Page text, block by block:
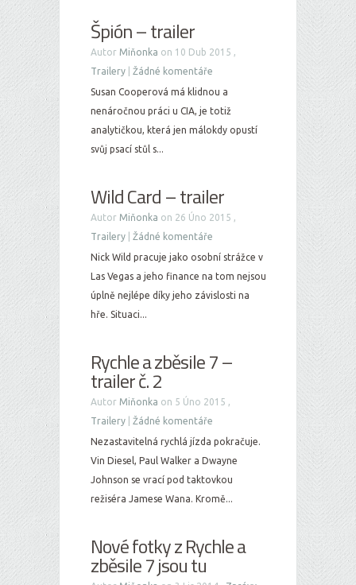
Špión – trailer
Autor Miňonka on 10 Dub 2015 ,
Trailery
Žádné komentáře
Susan Cooperová má klidnou a
nenáročnou práci u CIA, je totiž
analytičkou, která jen málokdy opustí
svůj psací stůl s...
Wild Card – trailer
Autor Miňonka on 26 Úno 2015 ,
Trailery
Žádné komentáře
Nick Wild pracuje jako osobní strážce v
Las Vegas a jeho finance na tom nejsou
úplně nejlépe díky jeho závislosti na
hře. Situaci...
Rychle a zběsile 7 –
trailer č. 2
Autor Miňonka on 5 Úno 2015 ,
Trailery
Žádné komentáře
Nezastavitelná rychlá jízda pokračuje.
Vin Diesel, Paul Walker a Dwayne
Johnson se vrací pod taktovkou
režiséra Jamese Wana. Kromě...
Nové fotky z Rychle a
zběsile 7 jsou tu